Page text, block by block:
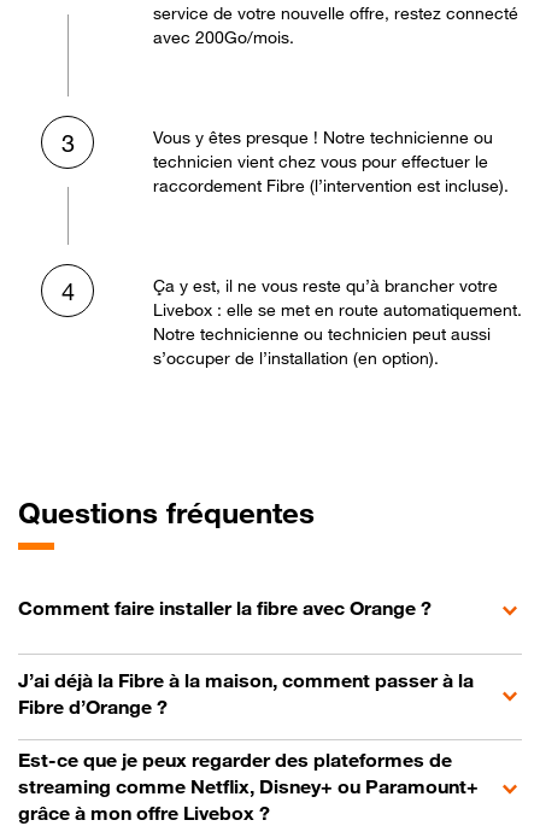
service de votre nouvelle offre, restez connecté
avec 200Go/mois.
3
Vous y êtes presque ! Notre technicienne ou
technicien vient chez vous pour effectuer le
raccordement Fibre (l’intervention est incluse).
4
Ça y est, il ne vous reste qu’à brancher votre
Livebox : elle se met en route automatiquement.
Notre technicienne ou technicien peut aussi
s’occuper de l’installation (en option).
Questions fréquentes
Comment faire installer la fibre avec Orange ?
J’ai déjà la Fibre à la maison, comment passer à la
Fibre d’Orange ?
Est-ce que je peux regarder des plateformes de
streaming comme Netflix, Disney+ ou Paramount+
grâce à mon offre Livebox ?